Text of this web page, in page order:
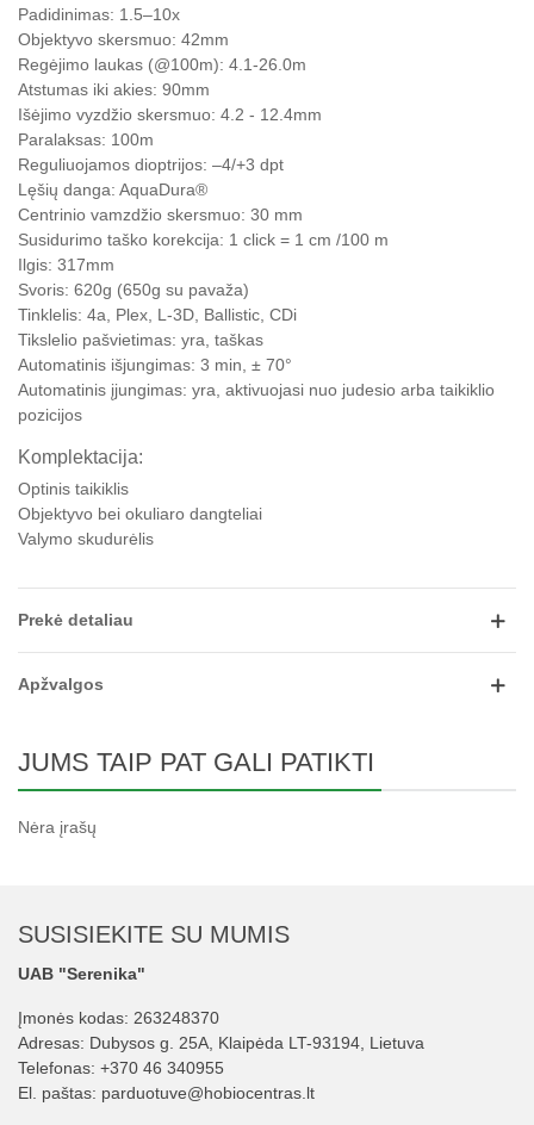
Padidinimas: 1.5–10x
Objektyvo skersmuo: 42mm
Regėjimo laukas (@100m): 4.1-26.0m
Atstumas iki akies: 90mm
Išėjimo vyzdžio skersmuo: 4.2 - 12.4mm
Paralaksas: 100m
Reguliuojamos dioptrijos: –4/+3 dpt
Lęšių danga: AquaDura®
Centrinio vamzdžio skersmuo: 30 mm
Susidurimo taško korekcija: 1 click = 1 cm /100 m
Ilgis: 317mm
Svoris: 620g (650g su pavaža)
Tinklelis: 4a, Plex, L-3D, Ballistic, CDi
Tikslelio pašvietimas: yra, taškas
Automatinis išjungimas: 3 min, ± 70°
Automatinis įjungimas: yra, aktivuojasi nuo judesio arba taikiklio
pozicijos
Komplektacija:
Optinis taikiklis
Objektyvo bei okuliaro dangteliai
Valymo skudurėlis
Prekė detaliau
Apžvalgos
JUMS TAIP PAT GALI PATIKTI
Nėra įrašų
SUSISIEKITE SU MUMIS
UAB "Serenika"
Įmonės kodas: 263248370
Adresas: Dubysos g. 25A, Klaipėda LT-93194, Lietuva
Telefonas: +370 46 340955
El. paštas: parduotuve@hobiocentras.lt